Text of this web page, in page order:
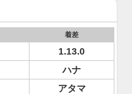
着差
1.13.0
ハナ
アタマ